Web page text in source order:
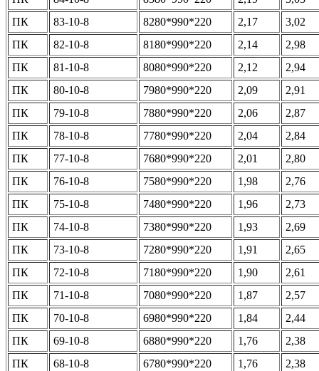
ПК
83-10-8 8280*990*220 2,17
3,02
ПК
82-10-8 8180*990*220 2,14
2,98
ПК
81-10-8 8080*990*220 2,12
2,94
ПК
80-10-8 7980*990*220 2,09
2,91
ПК
79-10-8 7880*990*220 2,06
2,87
ПК
78-10-8 7780*990*220 2,04
2,84
ПК
77-10-8 7680*990*220 2,01
2,80
ПК
76-10-8 7580*990*220 1,98
2,76
ПК
75-10-8 7480*990*220 1,96
2,73
ПК
74-10-8 7380*990*220 1,93
2,69
ПК
73-10-8 7280*990*220 1,91
2,65
ПК
72-10-8 7180*990*220 1,90
2,61
ПК
71-10-8 7080*990*220 1,87
2,57
ПК
70-10-8 6980*990*220 1,84
2,44
ПК
69-10-8 6880*990*220 1,76
2,38
ПК
68-10-8 6780*990*220 1,76
2,38